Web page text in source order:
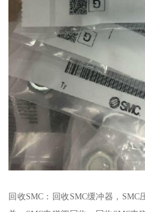
回收SMC：回收SMC缓冲器，